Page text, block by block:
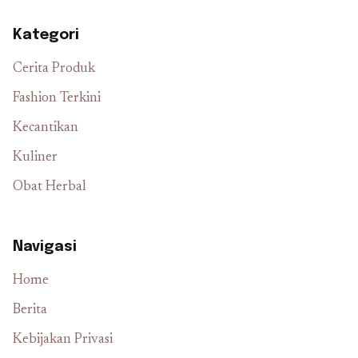
Kategori
Cerita Produk
Fashion Terkini
Kecantikan
Kuliner
Obat Herbal
Navigasi
Home
Berita
Kebijakan Privasi